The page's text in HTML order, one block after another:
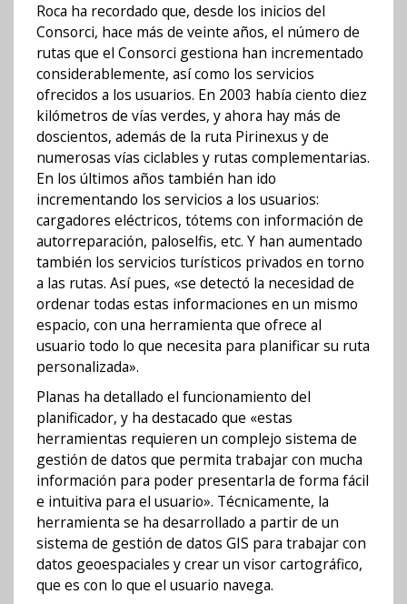
Roca ha recordado que, desde los inicios del
Consorci, hace más de veinte años, el número de
rutas que el Consorci gestiona han incrementado
considerablemente, así como los servicios
ofrecidos a los usuarios. En 2003 había ciento diez
kilómetros de vías verdes, y ahora hay más de
doscientos, además de la ruta Pirinexus y de
numerosas vías ciclables y rutas complementarias.
En los últimos años también han ido
incrementando los servicios a los usuarios:
cargadores eléctricos, tótems con información de
autorreparación, paloselfis, etc. Y han aumentado
también los servicios turísticos privados en torno
a las rutas. Así pues, «se detectó la necesidad de
ordenar todas estas informaciones en un mismo
espacio, con una herramienta que ofrece al
usuario todo lo que necesita para planificar su ruta
personalizada».
Planas ha detallado el funcionamiento del
planificador, y ha destacado que «estas
herramientas requieren un complejo sistema de
gestión de datos que permita trabajar con mucha
información para poder presentarla de forma fácil
e intuitiva para el usuario». Técnicamente, la
herramienta se ha desarrollado a partir de un
sistema de gestión de datos GIS para trabajar con
datos geoespaciales y crear un visor cartográfico,
que es con lo que el usuario navega.